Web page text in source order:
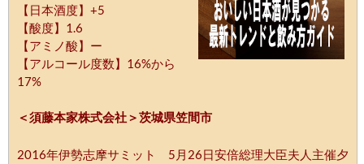
【日本酒度】+5
【酸度】1.6
【アミノ酸】ー
【アルコール度数】16%から
17%
＜須藤本家株式会社＞茨城県笠間市
2016年伊勢志摩サミット 5月26日安倍総理大臣夫人主催夕